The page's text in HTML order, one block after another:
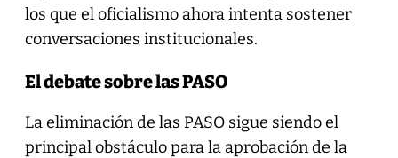
los que el oficialismo ahora intenta sostener
conversaciones institucionales.
El debate sobre las PASO
La eliminación de las PASO sigue siendo el
principal obstáculo para la aprobación de la